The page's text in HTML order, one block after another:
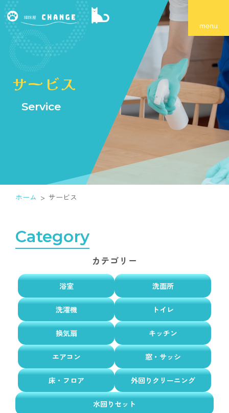
サービス
Service
ホーム サービス
Category
カテゴリー
浴室 洗面所
洗濯機 トイレ
換気扇 キッチン
エアコン 窓・サッシ
床・フロア 外回りクリーニング
水回りセット